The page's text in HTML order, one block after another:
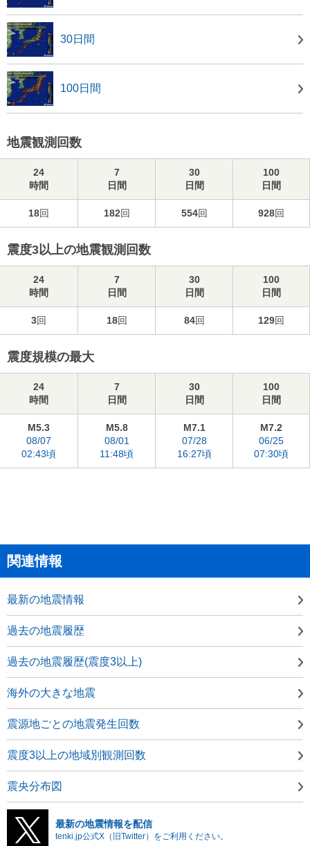
30日間
100日間
地震観測回数
24
時間
7
日間
30
日間
100
日間
18回 182回 554回 928回
震度3以上の地震観測回数
24
時間
7
日間
30
日間
100
日間
3回 18回 84回 129回
震度規模の最大
24
時間
7
日間
30
日間
100
日間
M5.3
08/07
02:43頃
M5.8
08/01
11:48頃
M7.1
07/28
16:27頃
M7.2
06/25
07:30頃
関連情報
最新の地震情報
過去の地震履歴
過去の地震履歴(震度3以上)
海外の大きな地震
震源地ごとの地震発生回数
震度3以上の地域別観測回数
震央分布図
最新の地震情報を配信
tenki.jp公式X（旧Twitter）をご利用ください。